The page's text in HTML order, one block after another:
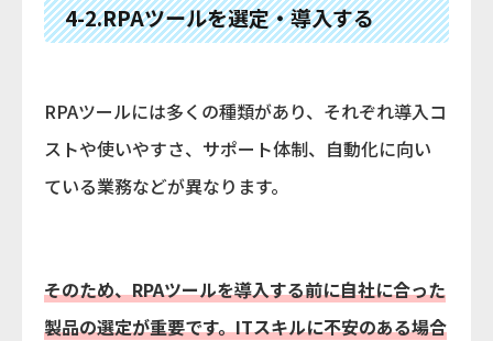
4-2.RPAツールを選定・導入する
RPAツールには多くの種類があり、それぞれ導入コ
ストや使いやすさ、サポート体制、自動化に向い
ている業務などが異なります。
そのため、RPAツールを導入する前に自社に合った
製品の選定が重要です。ITスキルに不安のある場合